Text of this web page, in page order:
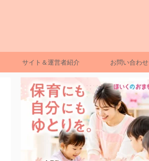
サイト＆運営者紹介 お問い合わせ